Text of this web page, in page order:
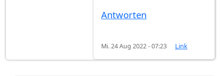
Antworten
Mi. 24 Aug 2022 - 07:23 Link